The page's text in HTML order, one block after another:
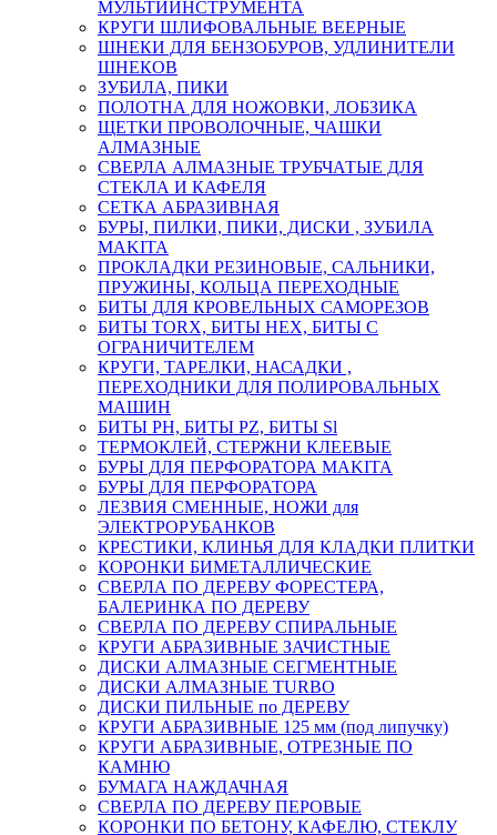
МУЛЬТИИНСТРУМЕНТА
КРУГИ ШЛИФОВАЛЬНЫЕ ВЕЕРНЫЕ
ШНЕКИ ДЛЯ БЕНЗОБУРОВ, УДЛИНИТЕЛИ
ШНЕКОВ
ЗУБИЛА, ПИКИ
ПОЛОТНА ДЛЯ НОЖОВКИ, ЛОБЗИКА
ЩЕТКИ ПРОВОЛОЧНЫЕ, ЧАШКИ
АЛМАЗНЫЕ
СВЕРЛА АЛМАЗНЫЕ ТРУБЧАТЫЕ ДЛЯ
СТЕКЛА И КАФЕЛЯ
СЕТКА АБРАЗИВНАЯ
БУРЫ, ПИЛКИ, ПИКИ, ДИСКИ , ЗУБИЛА
MAKITA
ПРОКЛАДКИ РЕЗИНОВЫЕ, САЛЬНИКИ,
ПРУЖИНЫ, КОЛЬЦА ПЕРЕХОДНЫЕ
БИТЫ ДЛЯ КРОВЕЛЬНЫХ САМОРЕЗОВ
БИТЫ TORX, БИТЫ НЕХ, БИТЫ С
ОГРАНИЧИТЕЛЕМ
КРУГИ, ТАРЕЛКИ, НАСАДКИ ,
ПЕРЕХОДНИКИ ДЛЯ ПОЛИРОВАЛЬНЫХ
МАШИН
БИТЫ PH, БИТЫ PZ, БИТЫ Sl
ТЕРМОКЛЕЙ, СТЕРЖНИ КЛЕЕВЫЕ
БУРЫ ДЛЯ ПЕРФОРАТОРА MAKITA
БУРЫ ДЛЯ ПЕРФОРАТОРА
ЛЕЗВИЯ СМЕННЫЕ, НОЖИ для
ЭЛЕКТРОРУБАНКОВ
КРЕСТИКИ, КЛИНЬЯ ДЛЯ КЛАДКИ ПЛИТКИ
КОРОНКИ БИМЕТАЛЛИЧЕСКИЕ
СВЕРЛА ПО ДЕРЕВУ ФОРЕСТЕРА,
БАЛЕРИНКА ПО ДЕРЕВУ
СВЕРЛА ПО ДЕРЕВУ СПИРАЛЬНЫЕ
КРУГИ АБРАЗИВНЫЕ ЗАЧИСТНЫЕ
ДИСКИ АЛМАЗНЫЕ СЕГМЕНТНЫЕ
ДИСКИ АЛМАЗНЫЕ TURBO
ДИСКИ ПИЛЬНЫЕ по ДЕРЕВУ
КРУГИ АБРАЗИВНЫЕ 125 мм (под липучку)
КРУГИ АБРАЗИВНЫЕ, ОТРЕЗНЫЕ ПО
КАМНЮ
БУМАГА НАЖДАЧНАЯ
СВЕРЛА ПО ДЕРЕВУ ПЕРОВЫЕ
КОРОНКИ ПО БЕТОНУ, КАФЕЛЮ, СТЕКЛУ